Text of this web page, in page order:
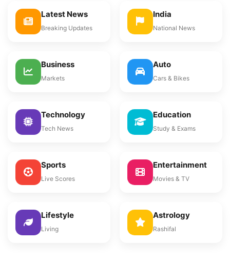
Latest News
Breaking Updates
India
National News
Business
Markets
Auto
Cars & Bikes
Technology
Tech News
Education
Study & Exams
Sports
Live Scores
Entertainment
Movies & TV
Lifestyle
Living
Astrology
Rashifal